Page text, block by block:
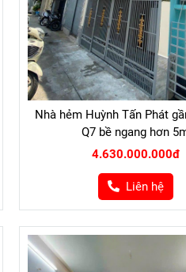
Nhà hẻm Huỳnh Tấn Phát
Q7 bề ngang hơn
4.630.000.000đ
Liên hệ